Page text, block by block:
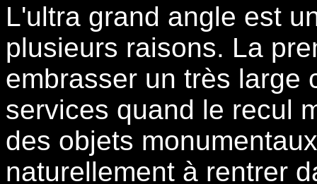
L'ultra grand angle est
plusieurs raisons. La
embrasser un très large
services quand le recul
des objets
naturellement à rentrer